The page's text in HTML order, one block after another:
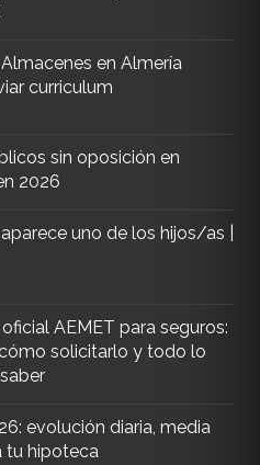
en Almería
curriculum
sin oposición en
2026
uno de los hijos/as |
AEMET para seguros:
solicitarlo y todo lo
evolución diaria, media
tu hipoteca